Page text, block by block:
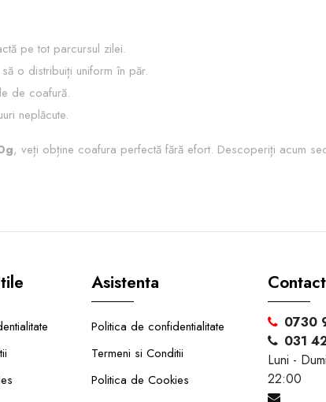
pe tot parcursul zilei.
o distribuiți uniform în păr.
de coafură.
neplăcute.
, veți obține coafura perfectă fără efort. Descoperiți acum
Asistenta
Politica de confidentialitate
Termeni si Conditii
Politica de Cookies
Contact
0730
031
Luni -
22:00